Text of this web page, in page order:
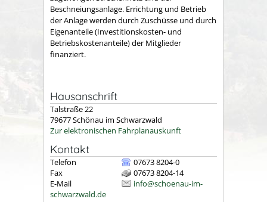
Beschneiungsanlage. Errichtung und Betrieb
der Anlage werden durch Zuschüsse und durch
Eigenanteile (Investitionskosten- und
Betriebskostenanteile) der Mitglieder
finanziert.
Hausanschrift
Talstraße 22
79677Schönau im Schwarzwald
Zur elektronischen Fahrplanauskunft
Kontakt
Telefon
07673 8204-0
Fax
07673 8204-14
E-Mail
info@schoenau-im-
schwarzwald.de